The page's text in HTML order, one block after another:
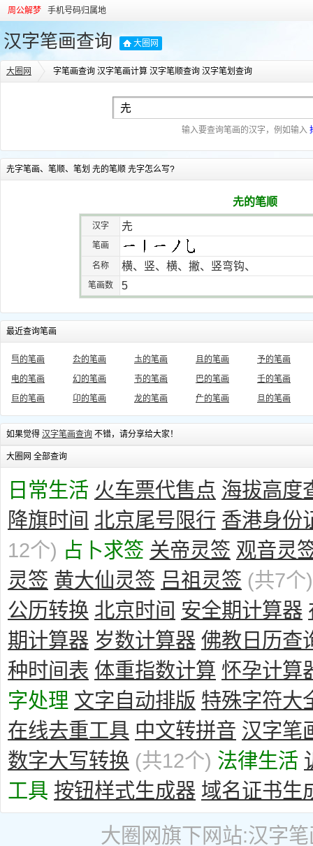
周公解梦 手机号码归属地
汉字笔画查询 大圈网
大圈网 字笔画查询 汉字笔画计算 汉字笔顺查询 汉字笔划查询
输入要查询笔画的汉字，例如输入
圥字笔画、笔顺、笔划 圥的笔顺 圥字怎么写?
圥的笔顺
汉字 圥
笔画
名称 横、竖、横、撇、竖弯钩、
笔画数 5
最近查询笔画
巪的笔画 厹的笔画 圡的笔画 且的笔画
予的笔画
电的笔画
幻的笔画 壭的笔画 巴的笔画
壬的笔画
巨的笔画
卬的笔画 龙的笔画 厃的笔画 旦的笔画
如果觉得 汉字笔画查询 不错，请分享给大家！
大圈网 全部查询
日常生活 火车票代售点 海拔高度
降旗时间 北京尾号限行 香港身份
12个) 占卜求签 关帝灵签 观音灵
灵签 黄大仙灵签 吕祖灵签 (共7个)
公历转换 北京时间 安全期计算器
期计算器 岁数计算器 佛教日历查
种时间表 体重指数计算 怀孕计算
字处理 文字自动排版 特殊字符大
在线去重工具 中文转拼音 汉字笔
数字大写转换 (共12个) 法律生活
工具 按钮样式生成器 域名证书生
大圈网旗下网站:汉字